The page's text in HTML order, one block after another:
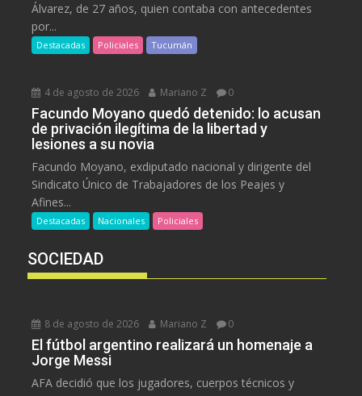
Álvarez, de 27 años, quien contaba con antecedentes
por...
Destacadas Policiales Tucumán
4 de agosto de 2026 Mariano Z 0
Facundo Moyano quedó detenido: lo acusan
de privación ilegítima de la libertad y
lesiones a su novia
Facundo Moyano, exdiputado nacional y dirigente del
Sindicato Único de Trabajadores de los Peajes y
Afines...
Destacadas Nacionales Policiales
SOCIEDAD
8 de agosto de 2026 Mariano Z 0
El fútbol argentino realizará un homenaje a
Jorge Messi
AFA decidió que los jugadores, cuerpos técnicos y